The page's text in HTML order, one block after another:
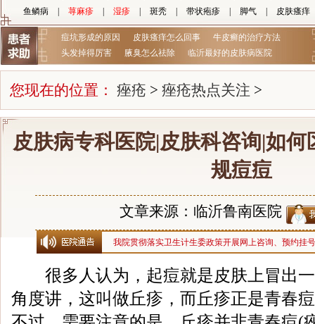
鱼鳞病
荨麻疹 湿疹 斑秃 带状疱疹 脚气 皮肤瘙痒
痘坑形成的原因 皮肤瘙痒怎么回事
牛皮癣的治疗方法
头发掉得厉害
腋臭怎么祛除 临沂最好的皮肤病医院
您现在的位置： 痤疮 > 痤疮热点关注 >
皮肤病专科医院|皮肤科咨询|如
规痘痘
文章来源：临沂鲁南医院
我院贯彻落实卫生计生委政策开展网上咨询、预约挂
很多人认为，起痘就是皮肤上冒出一
角度讲，这叫做丘疹，而丘疹正是青春